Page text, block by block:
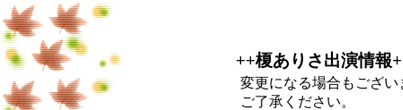
++榎ありさ出演情報
変更になる場合もござい
ご了承ください。